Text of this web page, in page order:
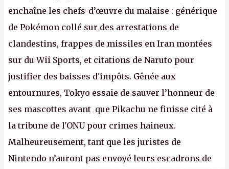
enchaîne les chefs-d’œuvre du malaise : générique
de Pokémon collé sur des arrestations de
clandestins, frappes de missiles en Iran montées
sur du Wii Sports, et citations de Naruto pour
justifier des baisses d'impôts. Gênée aux
entournures, Tokyo essaie de sauver l’honneur de
ses mascottes avant que Pikachu ne finisse cité à
la tribune de l'ONU pour crimes haineux.
Malheureusement, tant que les juristes de
Nintendo n’auront pas envoyé leurs escadrons de